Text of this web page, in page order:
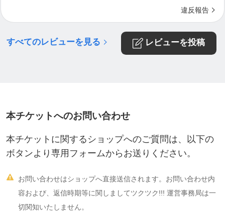
動画を自撮りしていこうと考えています。
違反報告
レビューを投稿
すべてのレビューを見る
本チケットへのお問い合わせ
本チケットに関するショップへのご質問は、以下の
ボタンより専用フォームからお送りください。

お問い合わせはショップへ直接送信されます。お問い合わせ内
容および、返信時期等に関しましてツクツク!!! 運営事務局は一
切関知いたしません。